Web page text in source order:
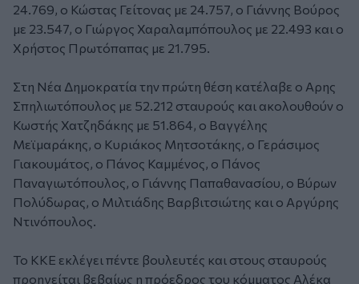
24.769, ο Κώστας Γείτονας με 24.757, ο Γιάννης Βούρος
με 23.547, ο Γιώργος Χαραλαμπόπουλος με 22.493 και ο
Χρήστος Πρωτόπαπας με 21.795.
Στη Νέα Δημοκρατία την πρώτη θέση κατέλαβε ο Αρης
Σπηλιωτόπουλος με 52.212 σταυρούς και ακολουθούν ο
Κωστής Χατζηδάκης με 51.864, ο Βαγγέλης
Μεϊμαράκης, ο Κυριάκος Μητσοτάκης, ο Γεράσιμος
Γιακουμάτος, ο Πάνος Καμμένος, ο Πάνος
Παναγιωτόπουλος, ο Γιάννης Παπαθανασίου, ο Βύρων
Πολύδωρας, ο Μιλτιάδης Βαρβιτσιώτης και ο Αργύρης
Ντινόπουλος.
Το ΚΚΕ εκλέγει πέντε βουλευτές και στους σταυρούς
προηγείται βεβαίως η πρόεδρος του κόμματος Αλέκα